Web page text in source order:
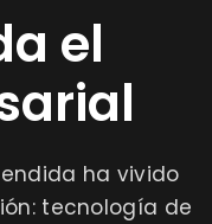
el
ha vivido
tecnología de